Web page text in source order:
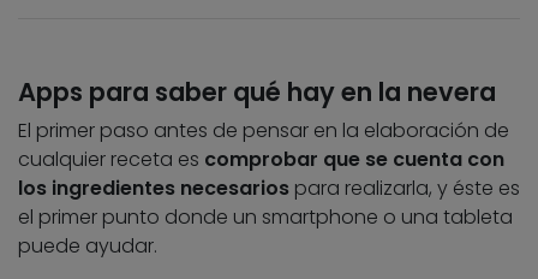
Apps para saber qué hay en la nevera
El primer paso antes de pensar en la elaboración de
cualquier receta es comprobar que se cuenta con
los ingredientes necesarios para realizarla, y éste es
el primer punto donde un smartphone o una tableta
puede ayudar.